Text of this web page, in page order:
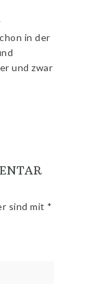
in der
und zwar
sind mit *